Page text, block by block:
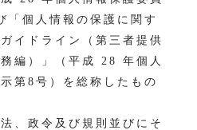
「個人情報の保護に関す
イドライン（第三者提供
編）」（平成 28 年個人
第8号）を総称したもの
、政令及び規則並びにそ